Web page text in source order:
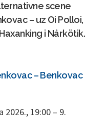
scene
– uz Oi Polloi,
i Nårkötik.
– Benkovac
2026., 19:00 – 9.